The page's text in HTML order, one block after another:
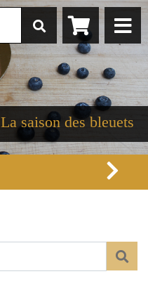
La saison des bleuets